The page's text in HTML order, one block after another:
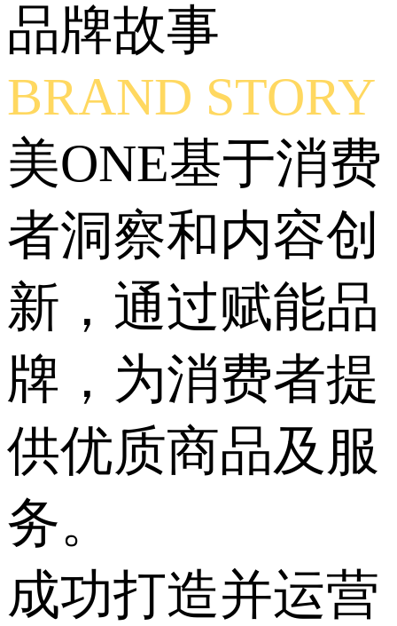
品牌故事
BRAND STORY
美ONE基于消费
者洞察和内容创
新，通过赋能品
牌，为消费者提
供优质商品及服
务。
成功打造并运营